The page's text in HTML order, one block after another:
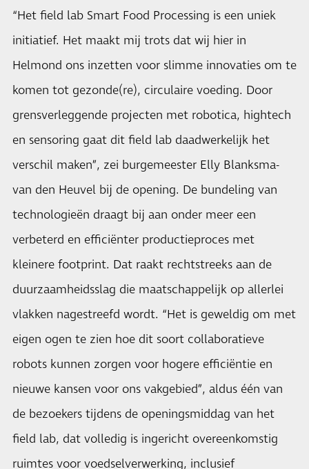
“Het field lab Smart Food Processing is een uniek
initiatief. Het maakt mij trots dat wij hier in
Helmond ons inzetten voor slimme innovaties om te
komen tot gezonde(re), circulaire voeding. Door
grensverleggende projecten met robotica, hightech
en sensoring gaat dit field lab daadwerkelijk het
verschil maken”, zei burgemeester Elly Blanksma-
van den Heuvel bij de opening. De bundeling van
technologieën draagt bij aan onder meer een
verbeterd en efficiënter productieproces met
kleinere footprint. Dat raakt rechtstreeks aan de
duurzaamheidsslag die maatschappelijk op allerlei
vlakken nagestreefd wordt. “Het is geweldig om met
eigen ogen te zien hoe dit soort collaboratieve
robots kunnen zorgen voor hogere efficiëntie en
nieuwe kansen voor ons vakgebied”, aldus één van
de bezoekers tijdens de openingsmiddag van het
field lab, dat volledig is ingericht overeenkomstig
ruimtes voor voedselverwerking, inclusief